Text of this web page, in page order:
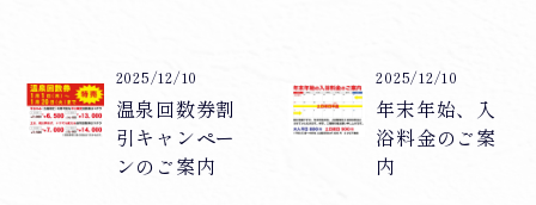
2025/12/10
温泉回数券割
引キャンペー
ンのご案内
2025/12/10
年末年始、入
浴料金のご案
内